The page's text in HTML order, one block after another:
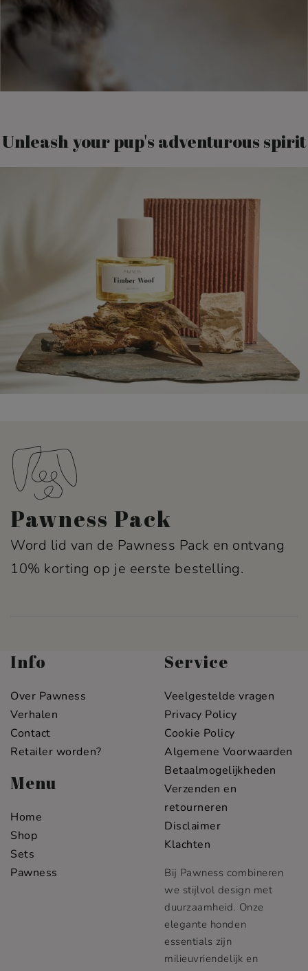
Unleash your pup's adventurous spirit
Pawness Pack
Word lid van de Pawness Pack en ontvang
10% korting op je eerste bestelling.
Info
Over Pawness
Verhalen
Contact
Retailer worden?
Menu
Home
Shop
Sets
Pawness
Service
Veelgestelde vragen
Privacy Policy
Cookie Policy
Algemene Voorwaarden
Betaalmogelijkheden
Verzenden en
retourneren
Disclaimer
Klachten
Bij Pawness combineren
we stijlvol design met
duurzaamheid. Onze
elegante honden
essentials zijn
milieuvriendelijk en